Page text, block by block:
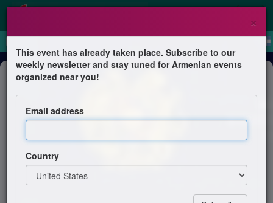
Concert
TITIANO | The voice of Aznavour
Ticketsystem.am
×
This event has already taken place. Subscribe to our
weekly newsletter and stay tuned for Armenian events
organized near you!
Email address
Country